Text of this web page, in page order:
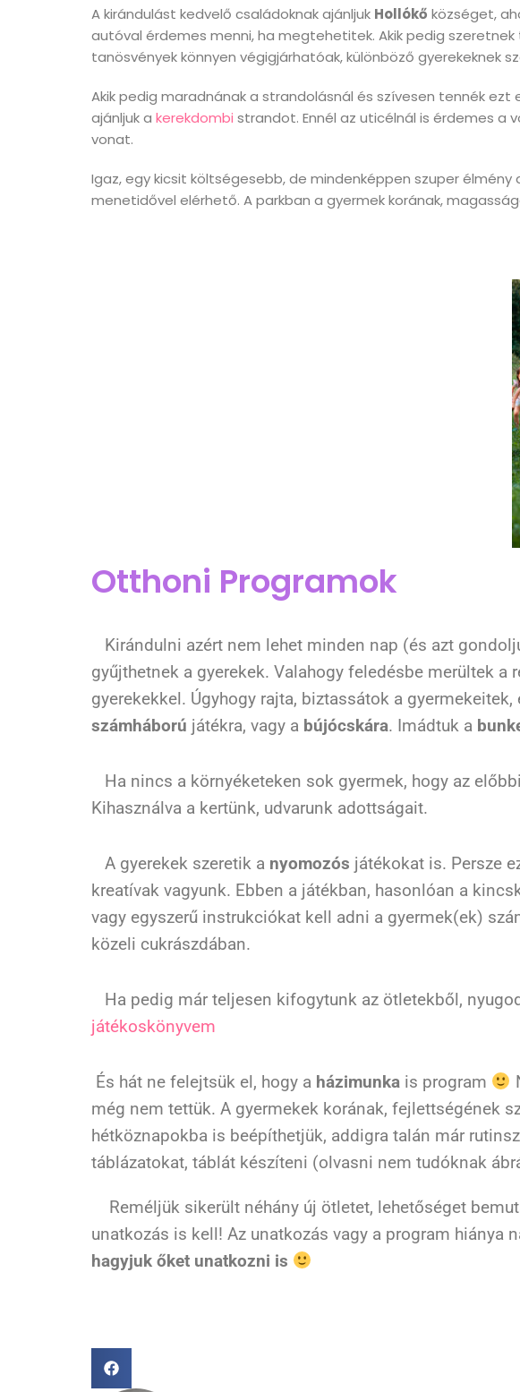
A kirándulást kedvelő családoknak ajánljuk Hollókő községet,
autóval érdemes menni, ha megtehetitek. Akik pedig szeretnek
tanösvények könnyen végigjárhatóak, különböző gyerekeknek
Akik pedig maradnának a strandolásnál és szívesen tennék
ajánljuk a kerekdombi strandot. Ennél az uticélnál is érdemes a
vonat.
Igaz, egy kicsit költségesebb, de mindenképpen szuper
menetidővel elérhető. A parkban a gyermek korának,
Otthoni Programok
Kirándulni azért nem lehet minden nap (és azt
gyűjthetnek a gyerekek. Valahogy feledésbe merültek
gyerekekkel. Úgyhogy rajta, biztassátok a
számháború játékra, vagy a bújócskára. Imádtuk a
Ha nincs a környéketeken sok gyermek, hogy az
Kihasználva a kertünk, udvarunk adottságait.
A gyerekek szeretik a nyomozós játékokat is. Persze
kreatívak vagyunk. Ebben a játékban, hasonlóan a
vagy egyszerű instrukciókat kell adni a gyermek(ek)
közeli cukrászdában.
Ha pedig már teljesen kifogytunk az ötletekből,
játékoskönyvem
És hát ne felejtsük el, hogy a házimunka is program
még nem tettük. A gyermekek korának, fejlettségének
hétköznapokba is beépíthetjük, addigra talán már
táblázatokat, táblát készíteni (olvasni nem tudóknak
Reméljük sikerült néhány új ötletet, lehetőséget
unatkozás is kell! Az unatkozás vagy a program hiánya
hagyjuk őket unatkozni is